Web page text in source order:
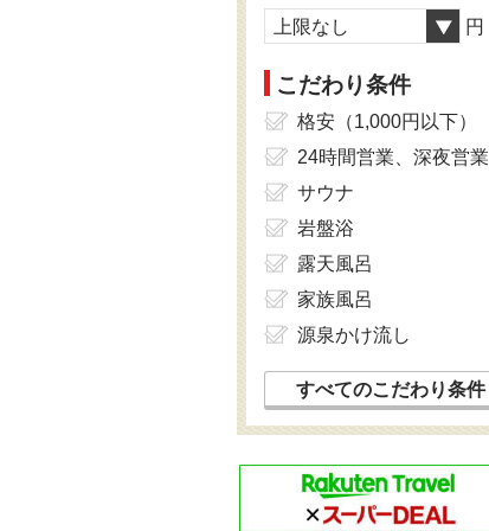
上限なし 円
こだわり条件
格安（1,000円以下）
24時間営業、深夜営業
サウナ
岩盤浴
露天風呂
家族風呂
源泉かけ流し
すべてのこだわり条件